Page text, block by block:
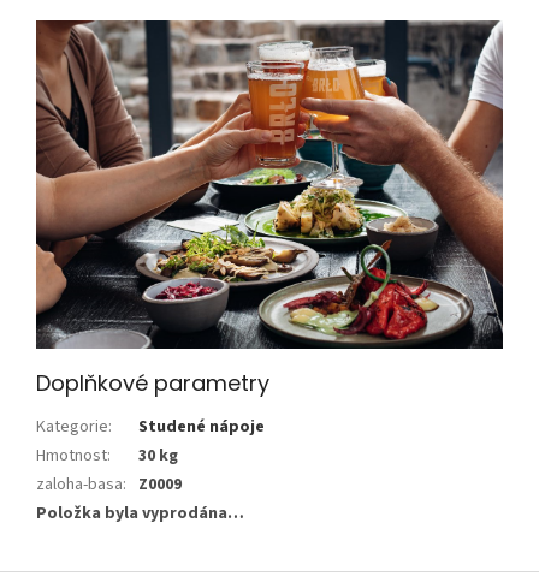
Doplňkové parametry
Kategorie:
Studené nápoje
Hmotnost:
30 kg
zaloha-basa: Z0009
Položka byla vyprodána…